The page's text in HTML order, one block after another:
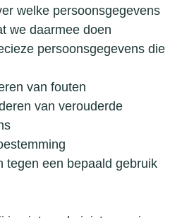
welke persoonsgegevens
we daarmee doen
persoonsgegevens die
van fouten
van verouderde
tegen een bepaald gebruik